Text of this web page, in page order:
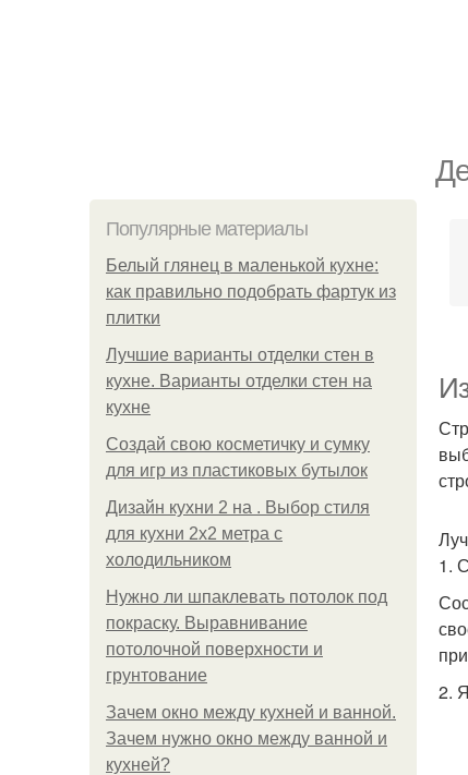
Популярные материалы
Белый глянец в маленькой кухне:
как правильно подобрать фартук из
плитки
Лучшие варианты отделки стен в
кухне. Варианты отделки стен на
кухне
Создай свою косметичку и сумку
для игр из пластиковых бутылок
Дизайн кухни 2 на . Выбор стиля
для кухни 2х2 метра с
холодильником
Нужно ли шпаклевать потолок под
покраску. Выравнивание
потолочной поверхности и
грунтование
Зачем окно между кухней и ванной.
Зачем нужно окно между ванной и
кухней?
1.
2.